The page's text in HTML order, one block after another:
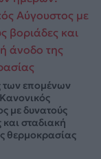
των επομένων
με δυνατούς
και σταδιακή
θερμοκρασίας